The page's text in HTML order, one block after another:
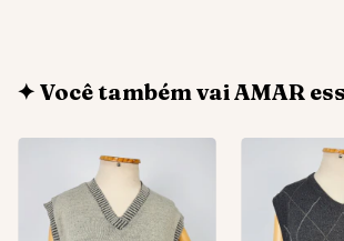
✦ Você também vai AMAR